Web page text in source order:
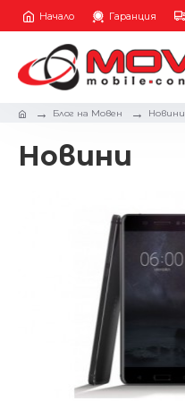
Начало Гаранция
Блог на Мовен Новини
Новини